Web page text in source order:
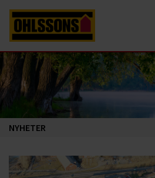
NYHETER